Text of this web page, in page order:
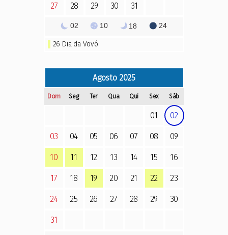
27 28 29 30 31
02 10 18 24
26 Dia da Vovó
Agosto2025
Dom Seg Ter Qua Qui Sex Sáb
01 02
03 04 05 06 07 08 09
10 11 12 13 14 15 16
17 18 19 20 21 22 23
24 25 26 27 28 29 30
31